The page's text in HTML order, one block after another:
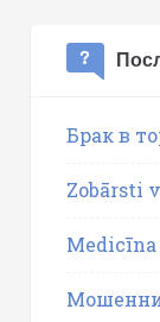
Брак в
Zobārsti
Medicīna